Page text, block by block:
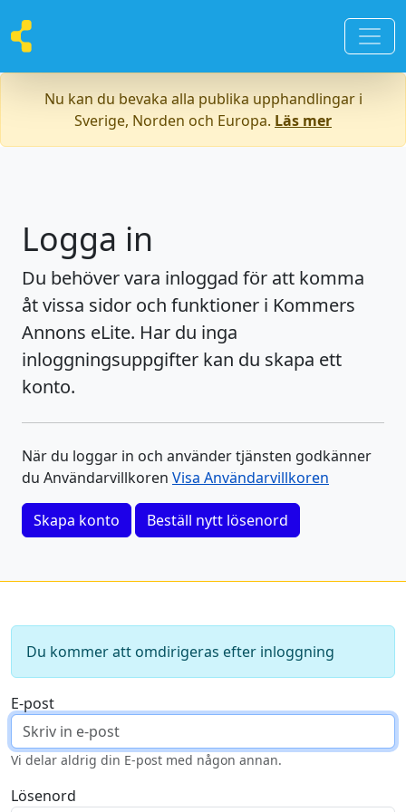
Nu kan du bevaka alla publika upphandlingar i
Sverige, Norden och Europa. Läs mer
Logga in
Du behöver vara inloggad för att komma
åt vissa sidor och funktioner i Kommers
Annons eLite. Har du inga
inloggningsuppgifter kan du skapa ett
konto.
När du loggar in och använder tjänsten godkänner
du Användarvillkoren Visa Användarvillkoren
Skapa konto Beställ nytt lösenord
Du kommer att omdirigeras efter inloggning
E-post
Vi delar aldrig din E-post med någon annan.
Lösenord